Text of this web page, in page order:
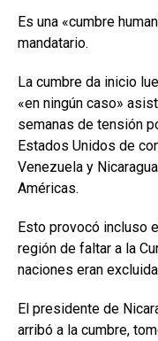
Es una «cumbre
mandatario.
La cumbre da inicio
«en ningún caso»
semanas de tensión
Estados Unidos de
Venezuela y
Américas.
Esto provocó incluso
región de faltar a la
naciones eran
El presidente de
arribó a la cumbre,